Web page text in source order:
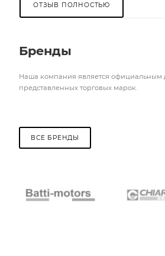
ОТЗЫВ ПОЛНОСТЬЮ
Бренды
Наша компания является официальным
представленных торговых марок.
ВСЕ БРЕНДЫ